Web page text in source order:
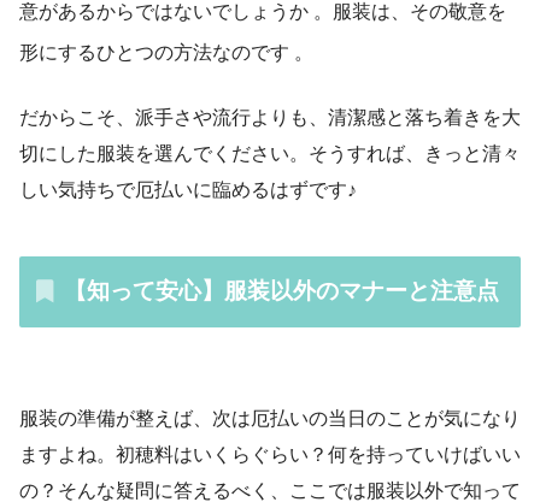
意があるからではないでしょうか 。服装は、その敬意を
形にするひとつの方法なのです 。
だからこそ、派手さや流行よりも、清潔感と落ち着きを大
切にした服装を選んでください。そうすれば、きっと清々
しい気持ちで厄払いに臨めるはずです♪
【知って安心】服装以外のマナーと注意点
服装の準備が整えば、次は厄払いの当日のことが気になり
ますよね。初穂料はいくらぐらい？何を持っていけばいい
の？そんな疑問に答えるべく、ここでは服装以外で知って